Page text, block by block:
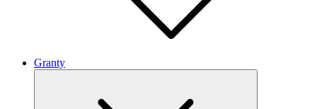
Granty